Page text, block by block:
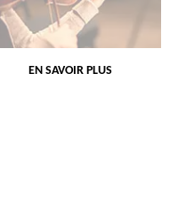
EN SAVOIR PLUS